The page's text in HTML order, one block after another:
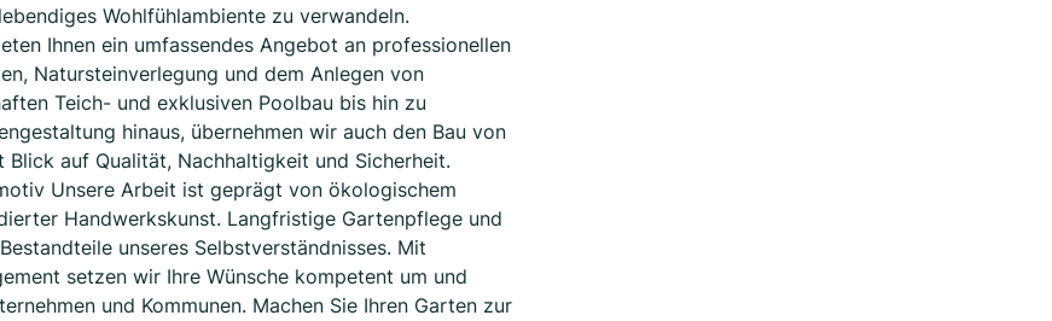
Wohlfühlambiente zu verwandeln.
Ihnen ein umfassendes Angebot an professionellen
Natursteinverlegung und dem Anlegen von
Teich- und exklusiven Poolbau bis hin zu
hinaus, übernehmen wir auch den Bau von
auf Qualität, Nachhaltigkeit und Sicherheit.
Unsere Arbeit ist geprägt von ökologischem
Handwerkskunst. Langfristige Gartenpflege und
unseres Selbstverständnisses. Mit
setzen wir Ihre Wünsche kompetent um und
und Kommunen. Machen Sie Ihren Garten zur